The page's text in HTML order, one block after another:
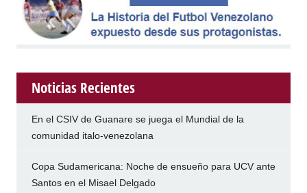
Noticias Recientes
En el CSIV de Guanare se juega el Mundial de la
comunidad italo-venezolana
Copa Sudamericana: Noche de ensueño para UCV ante
Santos en el Misael Delgado